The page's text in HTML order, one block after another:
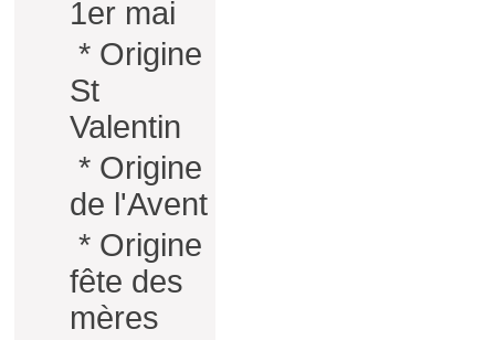
1er mai
* Origine
St
Valentin
* Origine
de l'Avent
* Origine
fête des
mères